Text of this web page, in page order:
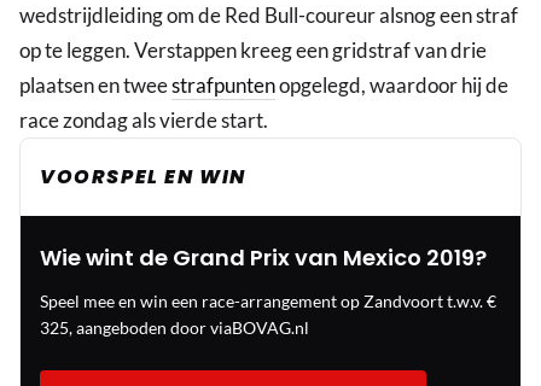
wedstrijdleiding om de Red Bull-coureur alsnog een straf
op te leggen. Verstappen kreeg een gridstraf van drie
plaatsen en tweestrafpuntenopgelegd, waardoor hij de
race zondag als vierde start.
VOORSPEL EN WIN
Wie wint de Grand Prix van Mexico 2019?
Speel mee en win een race-arrangement op Zandvoort t.w.v. €
325, aangeboden door viaBOVAG.nl